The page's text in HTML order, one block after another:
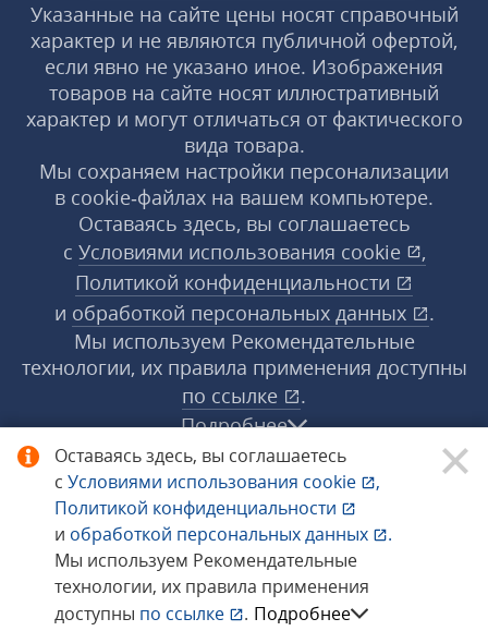
Оставаясь здесь, вы соглашаетесь
с Условиями использования cookie
,
Политикой конфиденциальности
и обработкой персональных данных
.
Мы используем Рекомендательные
технологии, их правила применения
доступны по ссылке . Подробнее
Указанные на сайте цены носят справочный
характер и не являются публичной офертой,
если явно не указано иное. Изображения
товаров на сайте носят иллюстративный
характер и могут отличаться от фактического
вида товара.
Мы сохраняем настройки персонализации
в cookie‑файлах на вашем компьютере.
Оставаясь здесь, вы соглашаетесь
с Условиями использования cookie
,
Политикой конфиденциальности
и обработкой персональных данных
.
Мы используем Рекомендательные
технологии, их правила применения доступны
по ссылке
.
Подробнее
© 1998−2026 «1С‑Рарус» ®. Все права
защищены.
Сообщить об ошибке